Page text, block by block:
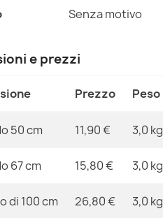
Senza motivo
e prezzi
Prezzo Peso
50 cm 11,90 € 3,0 kg
67 cm 15,80 € 3,0 kg
di 100 cm 26,80 € 3,0 kg